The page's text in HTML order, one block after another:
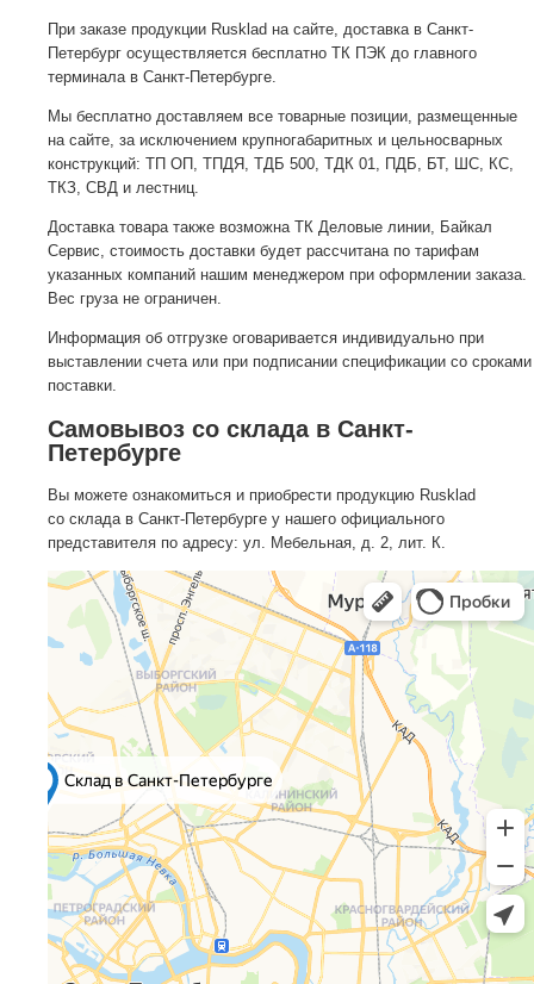
При заказе продукции Rusklad на сайте, доставка в Санкт-
Петербург осуществляется бесплатно ТК ПЭК до главного
терминала в Санкт-Петербурге.
Мы бесплатно доставляем все товарные позиции, размещенные
на сайте, за исключением крупногабаритных и цельносварных
конструкций: ТП ОП, ТПДЯ, ТДБ 500, ТДК 01, ПДБ, БТ, ШС, КС,
ТКЗ, СВД и лестниц.
Доставка товара также возможна ТК Деловые линии, Байкал
Сервис, стоимость доставки будет рассчитана по тарифам
указанных компаний нашим менеджером при оформлении заказа.
Вес груза не ограничен.
Информация об отгрузке оговаривается индивидуально при
выставлении счета или при подписании спецификации со сроками
поставки.
Самовывоз со склада в Санкт-
Петербурге
Вы можете ознакомиться и приобрести продукцию Rusklad
со склада в Санкт-Петербурге у нашего официального
представителя по адресу: ул. Мебельная, д. 2, лит. К.